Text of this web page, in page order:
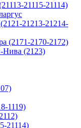
21115-21114)
21213-21214-
(2171-2170-2172)
Нива (2123)
1119)
21114)